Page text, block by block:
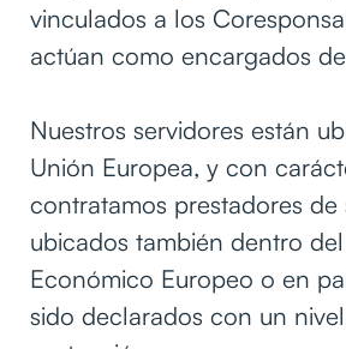
vinculados a los
actúan como encargados
Nuestros servidores están
Unión Europea, y con
contratamos prestadores de
ubicados también dentro
Económico Europeo o en
sido declarados con un